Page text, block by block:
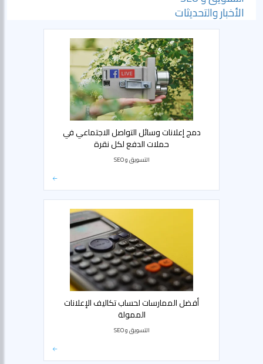
الأخبار والتحديثات
دمج إعلانات وسائل التواصل الاجتماعي في
حملات الدفع لكل نقرة
التسويق و SEO
أفضل الممارسات لحساب تكاليف الإعلانات
الممولة
التسويق و SEO